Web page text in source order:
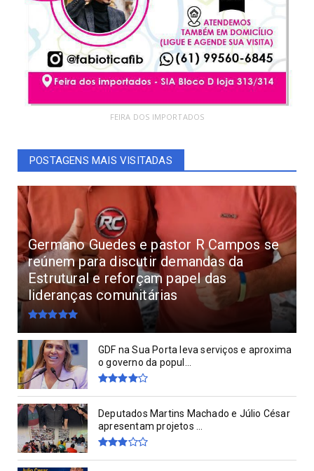
FEIRA DOS IMPORTADOS
POSTAGENS MAIS VISITADAS
Germano Guedes e pastor R Campos se
reúnem para discutir demandas da
Estrutural e reforçam papel das
lideranças comunitárias
GDF na Sua Porta leva serviços e aproxima
o governo da popul...
Deputados Martins Machado e Júlio César
apresentam projetos ...